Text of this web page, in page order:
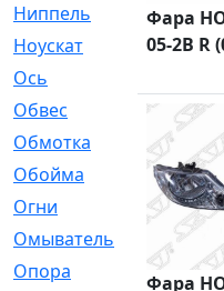
Ниппель
Ноускат
Оcь
Обвес
Обмотка
Обойма
Огни
Омыватель
[4]
Опора
Фара
05-2B R
Фара